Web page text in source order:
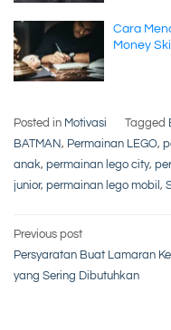
Cara
Money Skill
Posted in Motivasi Tagged
BATMAN, Permainan LEGO,
anak, permainan lego city,
junior, permainan lego mobil ,
Post
navigation
Previous post
Persyaratan Buat Lamaran
yang Sering Dibutuhkan